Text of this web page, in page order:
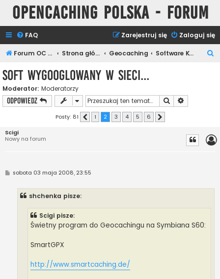
Opencaching Polska - Forum
FAQ Zaloguj się
Zarejestruj się
Forum OC PL Strona główna Geocaching Software Keszera
Soft wygooglowany w sieci...
Moderator: Moderatorzy
ODPOWIEDZ Szukaj
Posty: 81 Poprzednia
1 2 3 4 5 6
Scigi
Nowy na forum
Psobota 03 maja 2008, 23:55
shchenka pisze:
Scigi pisze:
Świetny program do Geocachingu na Symbiana S60:
SmartGPX
http://www.smartcaching.de/